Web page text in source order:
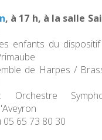
, à 17 h, à la salle
enfants du
de Harpes /
65 73 80 30